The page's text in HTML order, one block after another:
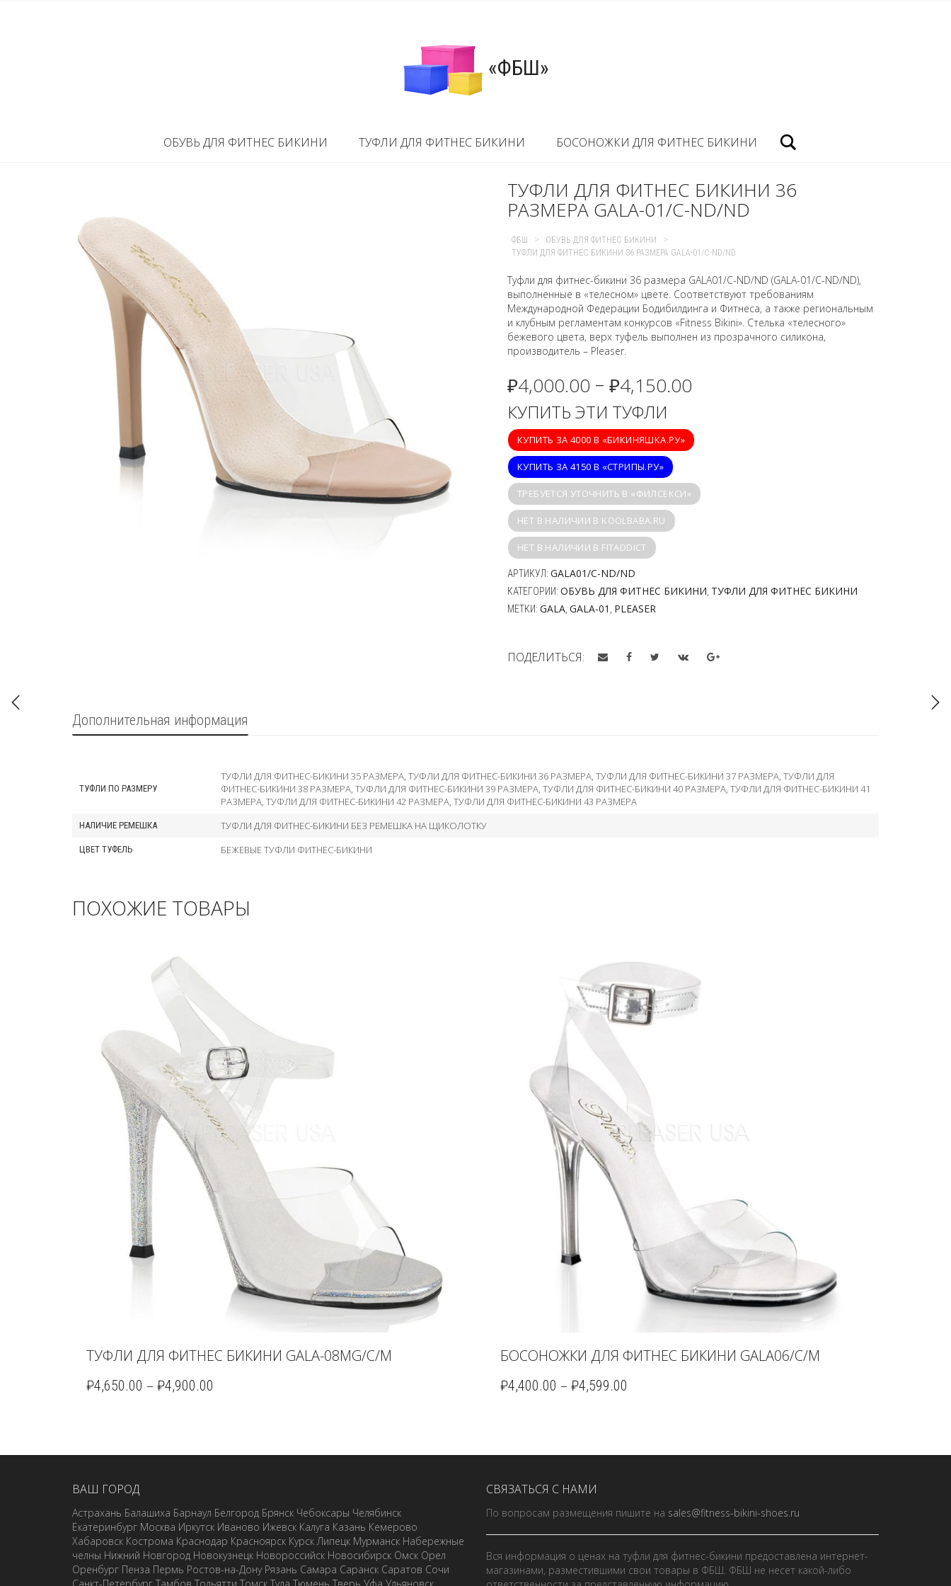
«ФБШ»
ОБУВЬ ДЛЯ ФИТНЕС БИКИНИ ТУФЛИ ДЛЯ ФИТНЕС БИКИНИ БОСОНОЖКИ ДЛЯ ФИТНЕС БИКИНИ
ТУФЛИ ДЛЯ ФИТНЕС БИКИНИ 36
РАЗМЕРА GALA-01/C-ND/ND
ФБШ > ОБУВЬ ДЛЯ ФИТНЕС БИКИНИ >
ТУФЛИ ДЛЯ ФИТНЕС БИКИНИ 36 РАЗМЕРА GALA-01/C-ND/ND
Туфли для фитнес-бикини 36 размера GALA01/C-ND/ND (GALA-01/C-ND/ND),
выполненные в «телесном» цвете. Соответствуют требованиям
Международной Федерации Бодибилдинга и Фитнеса, а также региональным
и клубным регламентам конкурсов «Fitness Bikini». Стелька «телесного»
бежевого цвета, верх туфель выполнен из прозрачного силикона,
производитель – Pleaser.
₽4,000.00 – ₽4,150.00
КУПИТЬ ЭТИ ТУФЛИ
КУПИТЬ ЗА 4000 В «БИКИНЯШКА.РУ»
КУПИТЬ ЗА 4150 В «СТРИПЫ.РУ»
ТРЕБУЕТСЯ УТОЧНИТЬ В «ФИЛСЕКСИ»
НЕТ В НАЛИЧИИ В KOOLBABA.RU
НЕТ В НАЛИЧИИ В FITADDICT
АРТИКУЛ: GALA01/C-ND/ND
КАТЕГОРИИ: ОБУВЬ ДЛЯ ФИТНЕС БИКИНИ ТУФЛИ ДЛЯ ФИТНЕС БИКИНИ
МЕТКИ: GALA GALA-01 PLEASER
ПОДЕЛИТЬСЯ:
Дополнительная информация
ТУФЛИ ПО РАЗМЕРУ
ТУФЛИ ДЛЯ ФИТНЕС-БИКИНИ 35 РАЗМЕРА, ТУФЛИ ДЛЯ ФИТНЕС-БИКИНИ 36 РАЗМЕРА, ТУФЛИ ДЛЯ ФИТНЕС-БИКИНИ 37 РАЗМЕРА, ТУФЛИ ДЛЯ
ФИТНЕС-БИКИНИ 38 РАЗМЕРА, ТУФЛИ ДЛЯ ФИТНЕС-БИКИНИ 39 РАЗМЕРА, ТУФЛИ ДЛЯ ФИТНЕС-БИКИНИ 40 РАЗМЕРА, ТУФЛИ ДЛЯ ФИТНЕС-БИКИНИ 41
РАЗМЕРА, ТУФЛИ ДЛЯ ФИТНЕС-БИКИНИ 42 РАЗМЕРА, ТУФЛИ ДЛЯ ФИТНЕС-БИКИНИ 43 РАЗМЕРА
НАЛИЧИЕ РЕМЕШКА ТУФЛИ ДЛЯ ФИТНЕС-БИКИНИ БЕЗ РЕМЕШКА НА ЩИКОЛОТКУ
ЦВЕТ ТУФЕЛЬ БЕЖЕВЫЕ ТУФЛИ ФИТНЕС-БИКИНИ
ПОХОЖИЕ ТОВАРЫ
ТУФЛИ ДЛЯ ФИТНЕС БИКИНИ GALA-08MG/C/M
₽4,650.00 – ₽4,900.00
БОСОНОЖКИ ДЛЯ ФИТНЕС БИКИНИ GALA06/C/M
₽4,400.00 – ₽4,599.00
ВАШ ГОРОД
Астрахань Балашиха Барнаул Белгород Брянск Чебоксары Челябинск
Екатеринбург Москва Иркутск Иваново Ижевск Калуга Казань Кемерово
Хабаровск Кострома Краснодар Красноярск Курск Липецк Мурманск Набережные
челны Нижний Новгород Новокузнецк Новороссийск Новосибирск Омск Орел
Оренбург Пенза Пермь Ростов-на-Дону Рязань Самара Саранск Саратов Сочи
СВЯЗАТЬСЯ С НАМИ
По вопросам размещения пишите на sales@fitness-bikini-shoes.ru
Вся информация о ценах на туфли для фитнес-бикини предоставлена интернет-
магазинами, разместившими свои товары в ФБШ. ФБШ не несет какой-либо